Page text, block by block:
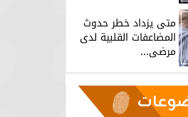
متى يزداد خطر حدوث
المضاعفات القلبية لدى
مرضى...